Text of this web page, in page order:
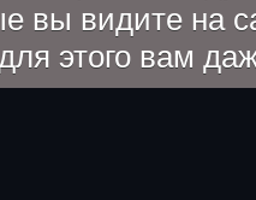
вы видите на
этого вам